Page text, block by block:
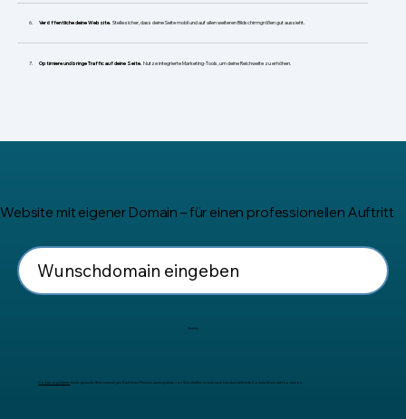
Veröffentliche deine Website. Stelle sicher, dass deine Seite mobil und auf allen weiteren Bildschirmgrößen gut aussieht.
Optimiere und bringe Traffic auf deine Seite. Nutze integrierte Marketing-Tools, um deine Reichweite zu erhöhen.
Website mit eigener Domain – für einen professionellen Auftritt
Suchen
Domain registrieren leicht gemacht: Beim erstmaligen Kauf eines Premium-Jahrespakets von Wix erhältst du eine neue benutzerdefinierte Domain für ein Jahr kostenlos.